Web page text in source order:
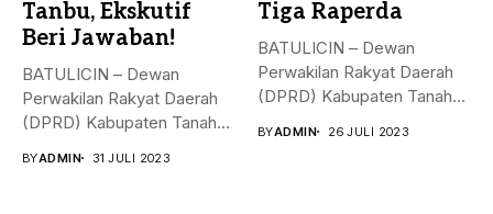
Tanbu, Ekskutif
Beri Jawaban!
BATULICIN – Dewan
Perwakilan Rakyat Daerah
(DPRD) Kabupaten Tanah
BYADMIN 31 JULI 2023
Tiga Raperda
BATULICIN – Dewan
Perwakilan Rakyat Daerah
(DPRD) Kabupaten Tanah
BYADMIN 26 JULI 2023